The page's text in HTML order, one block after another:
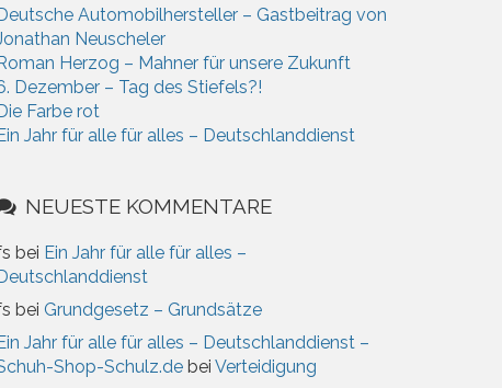
Deutsche Automobilhersteller – Gastbeitrag von
Neuscheler
Roman Herzog – Mahner für unsere Zukunft
Dezember – Tag des Stiefels?!
Die Farbe rot
Ein Jahr für alle für alles – Deutschlanddienst
NEUESTE KOMMENTARE
bei Ein Jahr für alle für alles –
bei Grundgesetz – Grundsätze
Jahr für alle für alles – Deutschlanddienst –
Shop-Schulz.de bei Verteidigung